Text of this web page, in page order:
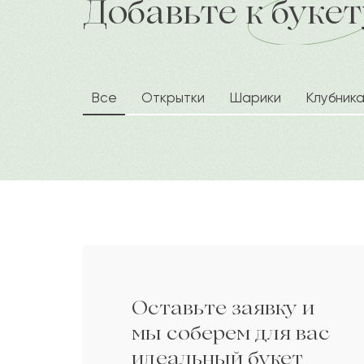
доставка по городу в течение
Батырсаян
Феодосии
Добавьте к
Все Открытки Шарики
Оставьте заявку и
мы соберем для вас